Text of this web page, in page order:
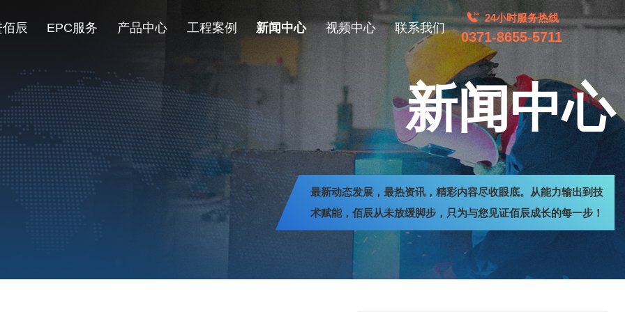
辰 EPC服务 产品中心 工程案例 新闻中心 视频中心 联系我们
24小时服务热线
0371-8655-5711
新闻中心
最新动态发展，最热资讯，精彩内容尽收眼底。从能力输出到技
术赋能，佰辰从未放缓脚步，只为与您见证佰辰成长的每一步！